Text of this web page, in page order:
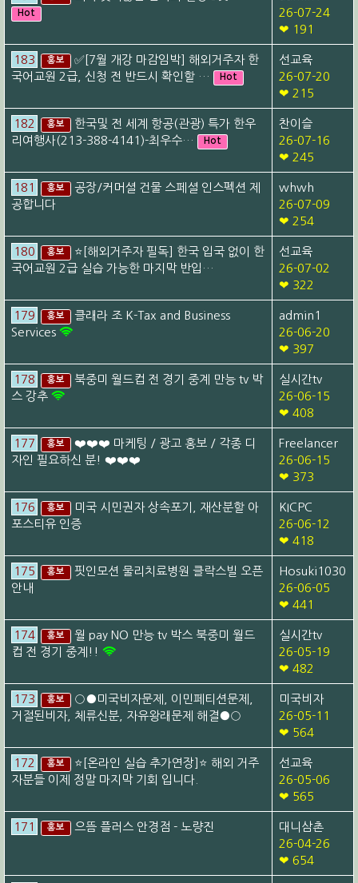
Hot
26-07-24
❤ 191
183 홍보
✅[7월 개강 마감임박] 해외거주자 한
국어교원 2급, 신청 전 반드시 확인할 …
Hot
선교육
26-07-20
❤ 215
182 홍보
한국및 전 세계 항공(관광) 특가 한우
리여행사(213-388-4141)-최우수…
Hot
찬이슬
26-07-16
❤ 245
181 홍보
공장/커머셜 건물 스페셜 인스펙션 제
공합니다
whwh
26-07-09
❤ 254
180 홍보
⭐[해외거주자 필독] 한국 입국 없이 한
국어교원 2급 실습 가능한 마지막 반입…
선교육
26-07-02
❤ 322
179 홍보
클래라 조 K-Tax and Business
Services
admin1
26-06-20
❤ 397
178 홍보
북중미 월드컵 전 경기 중계 만능 tv 박
스 강추
실시간tv
26-06-15
❤ 408
177 홍보
❤️❤️❤️ 마케팅 / 광고 홍보 / 각종 디
자인 필요하신 분! ❤️❤️❤️
Freelancer
26-06-15
❤ 373
176 홍보
미국 시민권자 상속포기, 재산분할 아
포스티유 인증
KICPC
26-06-12
❤ 418
175 홍보
핏인모션 물리치료병원 클락스빌 오픈
안내
Hosuki1030
26-06-05
❤ 441
174 홍보
월 pay NO 만능 tv 박스 북중미 월드
컵 전 경기 중계!!
실시간tv
26-05-19
❤ 482
173 홍보
○●미국비자문제, 이민페티션문제,
거절된비자, 체류신분, 자유왕래문제 해결●○
미국비자
26-05-11
❤ 564
172 홍보
⭐[온라인 실습 추가연장]⭐ 해외 거주
자분들 이제 정말 마지막 기회 입니다.
선교육
26-05-06
❤ 565
171 홍보 으뜸 플러스 안경점 - 노량진
대니삼촌
26-04-26
❤ 654